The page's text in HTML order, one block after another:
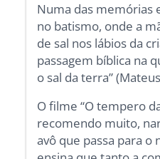
Numa das memórias
no batismo, onde a
de sal nos lábios da
passagem bíblica na
o sal da terra”
O filme “O tempero
recomendo muito,
avô que passa para